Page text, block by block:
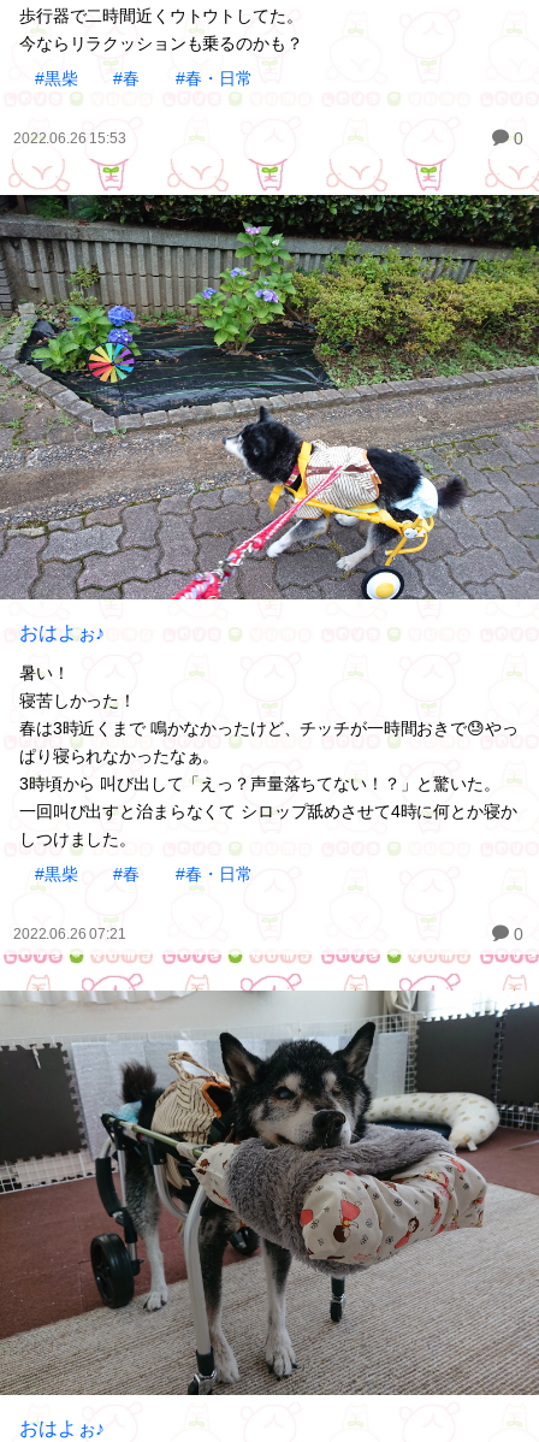
歩行器で二時間近くウトウトしてた。
今ならリラクッションも乗るのかも？
#黒柴
#春 #春・日常
2022.06.26 15:53 0
おはよぉ♪
暑い！
寝苦しかった！
春は3時近くまで 鳴かなかったけど、チッチが一時間おきで😓やっ
ぱり寝られなかったなぁ。
3時頃から 叫び出して「えっ？声量落ちてない！？」と驚いた。
一回叫び出すと治まらなくて シロップ舐めさせて4時に何とか寝か
しつけました。
#黒柴
#春 #春・日常
2022.06.26 07:21 0
おはよぉ♪